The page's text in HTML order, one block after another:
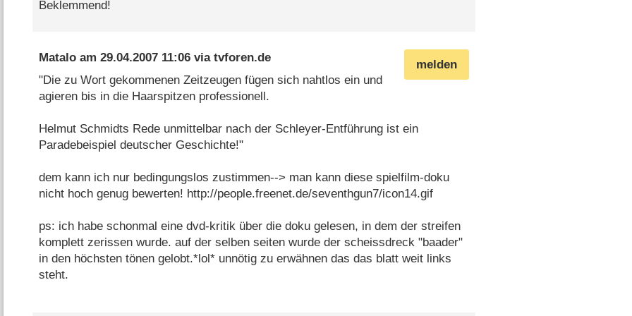
Beklemmend!
melden
Mataloam 29.04.2007 11:06via tvforen.de
"Die zu Wort gekommenen Zeitzeugen fügen sich nahtlos ein und
agieren bis in die Haarspitzen professionell.
Helmut Schmidts Rede unmittelbar nach der Schleyer-Entführung ist ein
Paradebeispiel deutscher Geschichte!"
dem kann ich nur bedingungslos zustimmen--> man kann diese spielfilm-doku
nicht hoch genug bewerten! http://people.freenet.de/seventhgun7/icon14.gif
ps: ich habe schonmal eine dvd-kritik über die doku gelesen, in dem der streifen
komplett zerissen wurde. auf der selben seiten wurde der scheissdreck "baader"
in den höchsten tönen gelobt.*lol* unnötig zu erwähnen das das blatt weit links
steht.